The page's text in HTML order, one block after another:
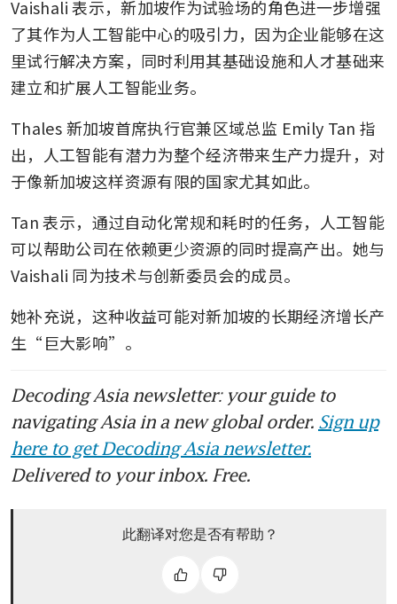
Vaishali 表示，新加坡作为试验场的角色进一步增强
了其作为人工智能中心的吸引力，因为企业能够在这
里试行解决方案，同时利用其基础设施和人才基础来
建立和扩展人工智能业务。
Thales 新加坡首席执行官兼区域总监 Emily Tan 指
出，人工智能有潜力为整个经济带来生产力提升，对
于像新加坡这样资源有限的国家尤其如此。
Tan 表示，通过自动化常规和耗时的任务，人工智能
可以帮助公司在依赖更少资源的同时提高产出。她与
Vaishali 同为技术与创新委员会的成员。
她补充说，这种收益可能对新加坡的长期经济增长产
生“巨大影响”。
Decoding Asia newsletter: your guide to
navigating Asia in a new global order. Sign up
here to get Decoding Asia newsletter.
Delivered to your inbox. Free.
此翻译对您是否有帮助？